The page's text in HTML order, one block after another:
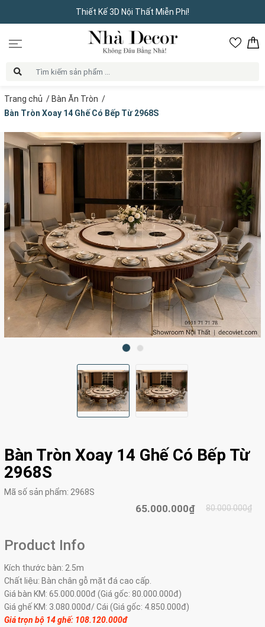
Thiết Kế 3D Nội Thất Miễn Phí!
Trang chủ / Bàn Ăn Tròn /
Bàn Tròn Xoay 14 Ghế Có Bếp Từ 2968S
Bàn Tròn Xoay 14 Ghế Có Bếp Từ
2968S
Mã số sản phẩm: 2968S
65.000.000₫ 80.000.000₫
Product Info
Kích thước bàn: 2.5m
Chất liệu: Bàn chân gỗ mặt đá cao cấp.
Giá bàn KM: 65.000.000đ (Giá gốc: 80.000.000đ)
Giá ghế KM: 3.080.000đ/ Cái (Giá gốc: 4.850.000đ)
Giá trọn bộ 14 ghế: 108.120.000đ